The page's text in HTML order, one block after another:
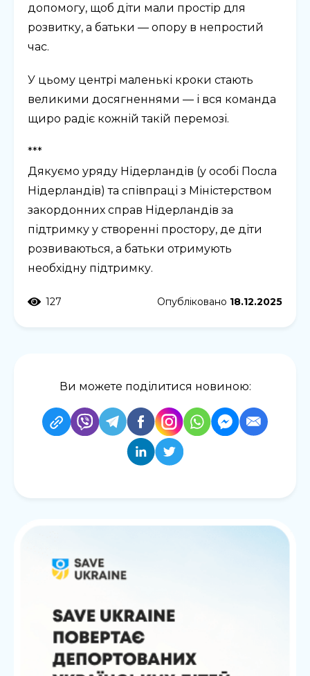
допомогу, щоб діти мали простір для
розвитку, а батьки — опору в непростий
час.
У цьому центрі маленькі кроки стають
великими досягненнями — і вся команда
щиро радіє кожній такій перемозі.
***
Дякуємо уряду Нідерландів (у особі Посла
Нідерландів) та співпраці з Міністерством
закордонних справ Нідерландів за
підтримку у створенні простору, де діти
розвиваються, а батьки отримують
необхідну підтримку.
127 Опубліковано 18.12.2025
Ви можете поділитися новиною: